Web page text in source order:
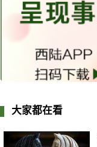
大家都在看